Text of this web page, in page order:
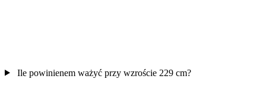
Ile powinienem ważyć przy wzroście 229 cm?